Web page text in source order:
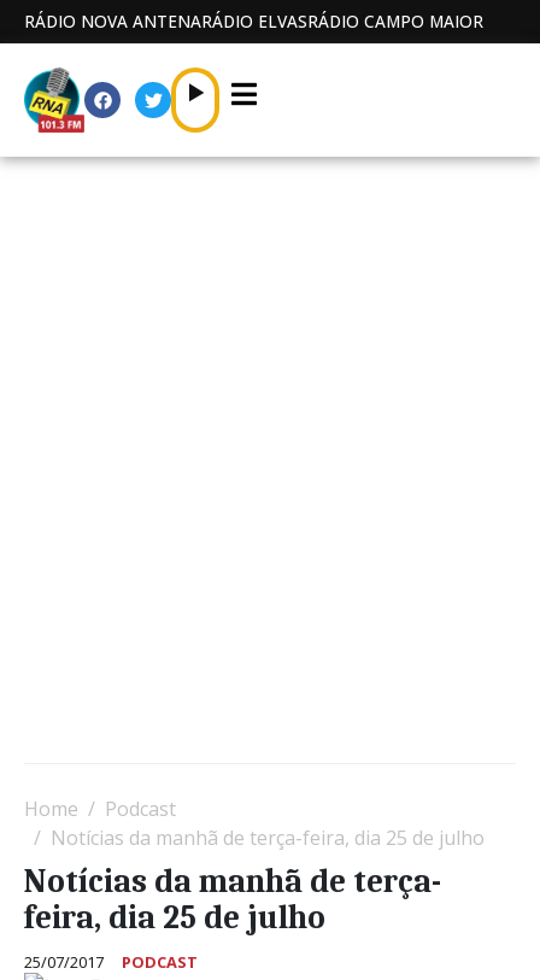
RÁDIO NOVA ANTENARÁDIO ELVASRÁDIO CAMPO MAIOR
Home
Podcast
Notícias da manhã de terça-feira, dia 25 de julho
Notícias da manhã de terça-
feira, dia 25 de julho
25/07/2017 PODCAST